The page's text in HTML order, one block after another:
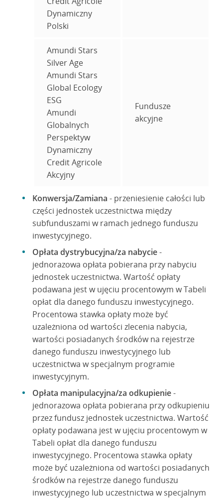
Dynamiczny
Polski
Amundi Stars
Silver Age
Amundi Stars
Global Ecology
ESG
Amundi
Globalnych
Perspektyw
Dynamiczny
Credit Agricole
Akcyjny
Fundusze
akcyjne
Konwersja/Zamiana - przeniesienie całości lub
części jednostek uczestnictwa między
subfunduszami w ramach jednego funduszu
inwestycyjnego.
Opłata dystrybucyjna/za nabycie-
jednorazowa opłata pobierana przy nabyciu
jednostek uczestnictwa. Wartość opłaty
podawana jest w ujęciu procentowym w Tabeli
opłat dla danego funduszu inwestycyjnego.
Procentowa stawka opłaty może być
uzależniona od wartości zlecenia nabycia,
wartości posiadanych środków na rejestrze
danego funduszu inwestycyjnego lub
uczestnictwa w specjalnym programie
inwestycyjnym.
Opłata manipulacyjna/za odkupienie-
jednorazowa opłata pobierana przy odkupieniu
przez fundusz jednostek uczestnictwa. Wartość
opłaty podawana jest w ujęciu procentowym w
Tabeli opłat dla danego funduszu
inwestycyjnego. Procentowa stawka opłaty
może być uzależniona od wartości posiadanych
środków na rejestrze danego funduszu
inwestycyjnego lub uczestnictwa w specjalnym